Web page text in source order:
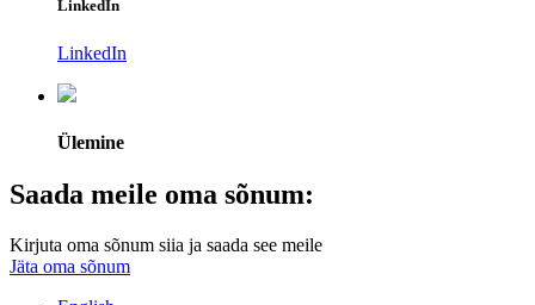
LinkedIn
LinkedIn
Ülemine
Saada meile oma sõnum:
Kirjuta oma sõnum siia ja saada see meile
Jäta oma sõnum